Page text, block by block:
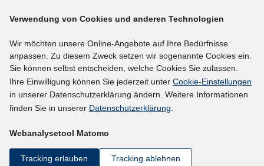
Barrieren melden
Social-Media-Kanäle
BlueSky
YouTube
LinkedIn
kununu
Netiquette
Verwendung von Cookies und anderen Technologien
Wir möchten unsere Online-Angebote auf Ihre Bedürfnisse
anpassen. Zu diesem Zweck setzen wir sogenannte Cookies ein.
Sie können selbst entscheiden, welche Cookies Sie zulassen.
Ihre Einwilligung können Sie jederzeit unter Cookie-Einstellungen
in unserer Datenschutzerklärung ändern. Weitere Informationen
finden Sie in unserer Datenschutzerklärung.
Webanalysetool Matomo
Tracking erlauben Tracking ablehnen